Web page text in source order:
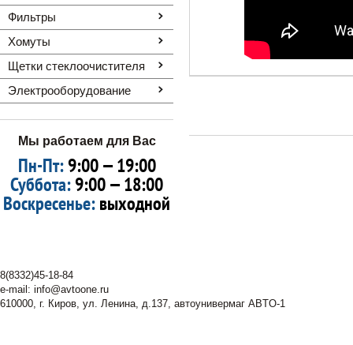
Фильтры
Хомуты
Щетки стеклоочистителя
Электрооборудование
Мы работаем для Вас
Пн-Пт:9:00 — 19:00
Суббота:9:00 — 18:00
Воскресенье:выходной
8(8332)45-18-84
e-mail: info@avtoone.ru
610000, г. Киров, ул. Ленина, д.137, автоунивермаг ABTO-1